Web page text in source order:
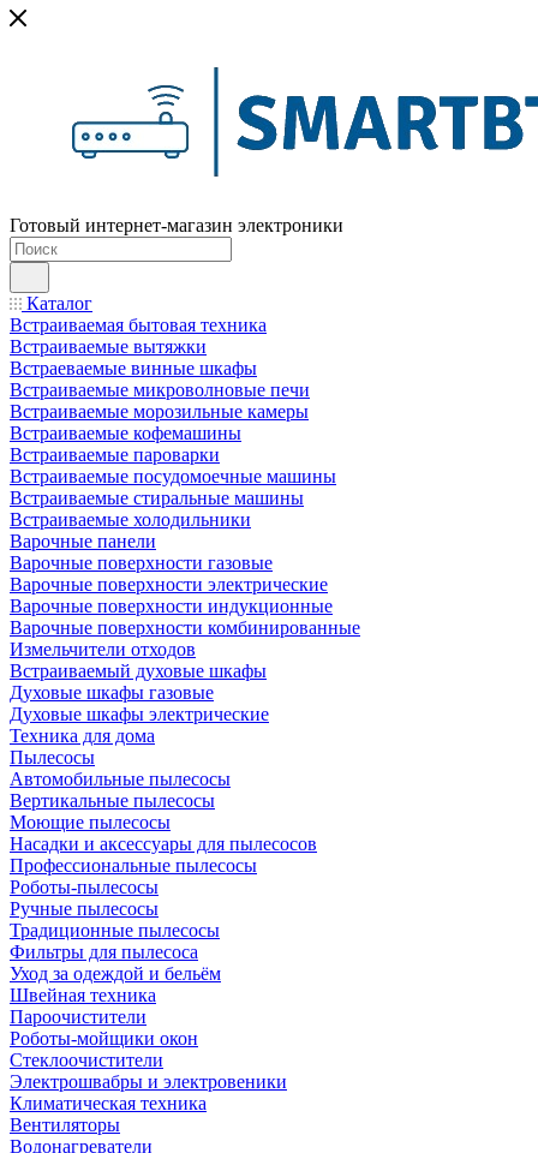
Готовый интернет-магазин электроники
Каталог
Встраиваемая бытовая техника
Встраиваемые вытяжки
Встраеваемые винные шкафы
Встраиваемые микроволновые печи
Встраиваемые морозильные камеры
Встраиваемые кофемашины
Встраиваемые пароварки
Встраиваемые посудомоечные машины
Встраиваемые стиральные машины
Встраиваемые холодильники
Варочные панели
Варочные поверхности газовые
Варочные поверхности электрические
Варочные поверхности индукционные
Варочные поверхности комбинированные
Измельчители отходов
Встраиваемый духовые шкафы
Духовые шкафы газовые
Духовые шкафы электрические
Техника для дома
Пылесосы
Автомобильные пылесосы
Вертикальные пылесосы
Моющие пылесосы
Насадки и аксессуары для пылесосов
Профессиональные пылесосы
Роботы-пылесосы
Ручные пылесосы
Традиционные пылесосы
Фильтры для пылесоса
Уход за одеждой и бельём
Швейная техника
Пароочистители
Роботы-мойщики окон
Стеклоочистители
Электрошвабры и электровеники
Климатическая техника
Вентиляторы
Водонагреватели